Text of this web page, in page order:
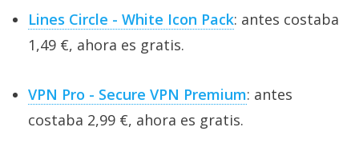
Lines Circle - White Icon Pack: antes costaba
1,49 €, ahora es gratis.
VPN Pro - Secure VPN Premium: antes
costaba 2,99 €, ahora es gratis.